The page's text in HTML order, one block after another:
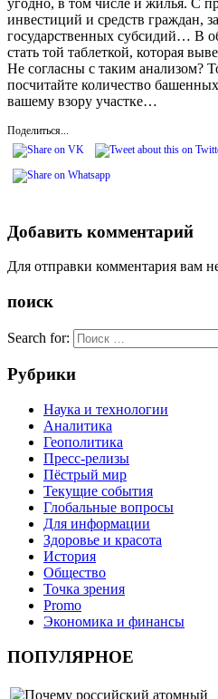
инвестиций и средств граждан,
государственных субсидий… В
стать той таблеткой, которая
Не согласны с таким анализом?
посчитайте количество
вашему взору участке…
Поделиться...
Добавить комментарий
Для отправки комментария вам
поиск
Search for:
Рубрики
Наука и технологии
Аналитика
Геополитика
Пресс-релизы
Пёстрый мир
Текущие события
Глобальные вопросы
Для информации
Здоровье и красота
История
Общество
Точка зрения
Promo
Экономика и финансы
ПОПУЛЯРНОЕ